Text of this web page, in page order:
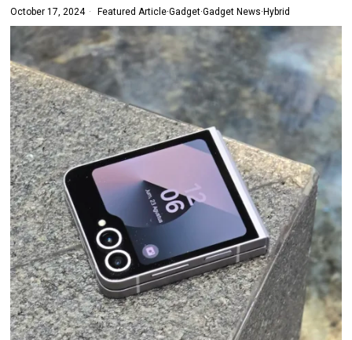
October 17, 2024 Featured Article·Gadget·Gadget News· Hybrid